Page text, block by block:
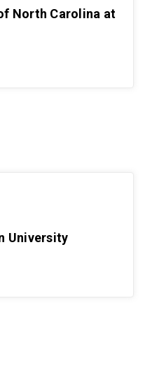
North Carolina at
University